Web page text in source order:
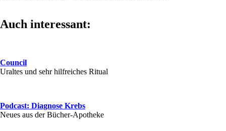
Auch interessant:
Council
Uraltes und sehr hilfreiches Ritual
Podcast: Diagnose Krebs
Neues aus der Bücher-Apotheke